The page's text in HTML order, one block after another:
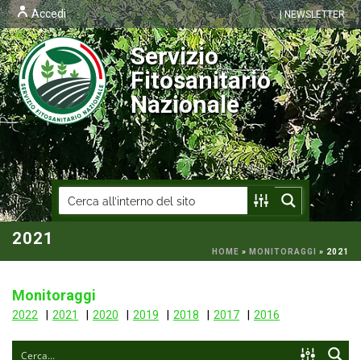
| NEWSLETTER
Accedi
Servizio
Fitosanitario
Nazionale
2021
HOME » MONITORAGGI » 2021
Monitoraggi
2022 2021 2020 2019 2018 2017 2016